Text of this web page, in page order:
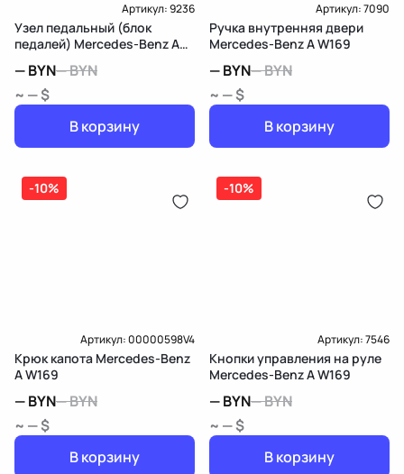
Артикул:9236
Узел педальный (блок
педалей) Mercedes-Benz A
—BYN—BYN
~ — $
В корзину
Артикул:7090
Ручка внутренняя двери
Mercedes-Benz A W169
—BYN—BYN
~ — $
В корзину
-10%
Артикул:00000598V4
Крюк капота Mercedes-Benz
A W169
—BYN—BYN
~ — $
В корзину
-10%
Артикул:7546
Кнопки управления на руле
Mercedes-Benz A W169
—BYN—BYN
~ — $
В корзину